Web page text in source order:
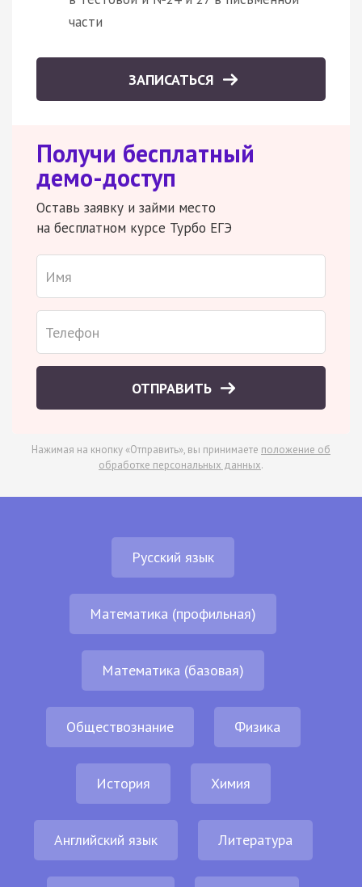
части
ЗАПИСАТЬСЯ
Получи бесплатный
демо-доступ
Оставь заявку и займи место
на бесплатном курсе Турбо ЕГЭ
ОТПРАВИТЬ
Нажимая на кнопку «Отправить», вы принимаете положение об
обработке персональных данных.
Русский язык
Математика (профильная)
Математика (базовая)
Обществознание Физика
История Химия
Английский язык Литература